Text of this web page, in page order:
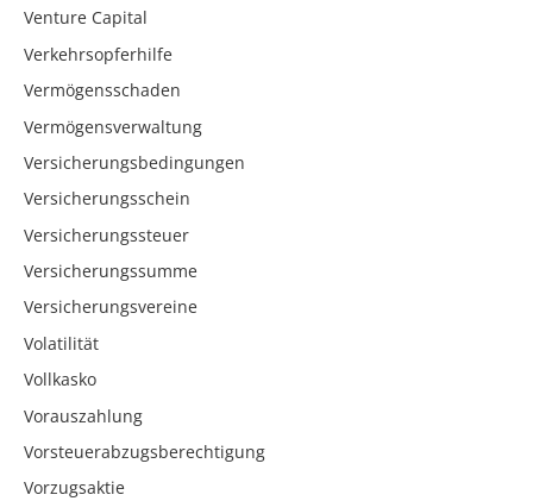
Venture Capital
Verkehrsopferhilfe
Vermögensschaden
Vermögensverwaltung
Versicherungsbedingungen
Versicherungsschein
Versicherungssteuer
Versicherungssumme
Versicherungsvereine
Volatilität
Vollkasko
Vorauszahlung
Vorsteuerabzugsberechtigung
Vorzugsaktie